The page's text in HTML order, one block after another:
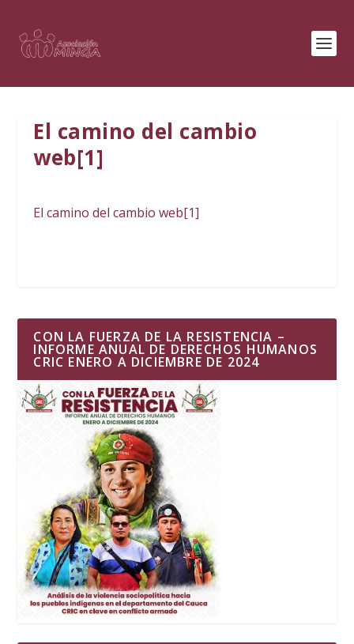
El camino del cambio
web[1]
El camino del cambio web[1]
CON LA FUERZA DE LA RESISTENCIA –
INFORME ANUAL DE DERECHOS HUMANOS
CRIC ENERO A DICIEMBRE DE 2024